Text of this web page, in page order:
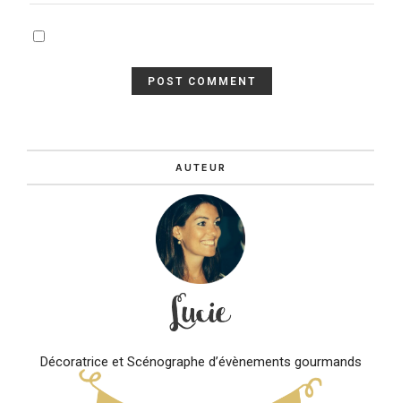
AUTEUR
Décoratrice et Scénographe d’évènements gourmands